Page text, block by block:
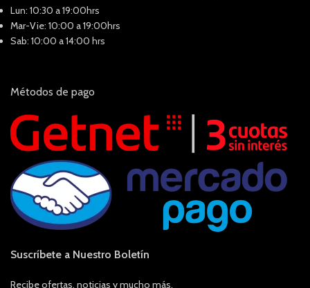
Lun: 10:30 a 19:00hrs
Mar-Vie: 10:00 a 19:00hrs
Sab: 10:00 a 14:00 hrs
Métodos de pago
Suscríbete a Nuestro Boletín
Recibe ofertas, noticias y mucho más.